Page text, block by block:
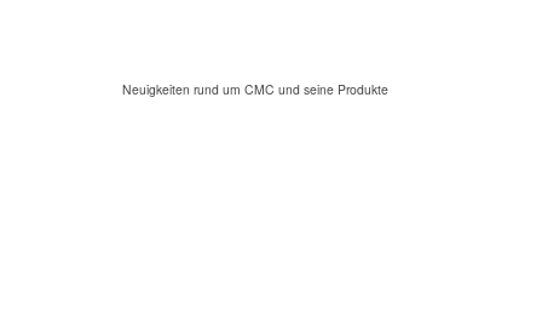
Neuigkeiten rund um CMC und seine Produkte